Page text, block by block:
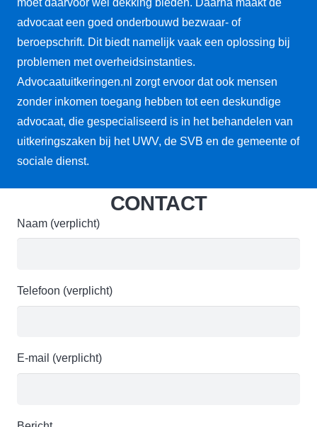
moet daarvoor wel dekking bieden. Daarna maakt de
advocaat een goed onderbouwd bezwaar- of
beroepschrift. Dit biedt namelijk vaak een oplossing bij
problemen met overheidsinstanties.
Advocaatuitkeringen.nl zorgt ervoor dat ook mensen
zonder inkomen toegang hebben tot een deskundige
advocaat, die gespecialiseerd is in het behandelen van
uitkeringszaken bij het UWV, de SVB en de gemeente of
sociale dienst.
CONTACT
Naam (verplicht)
Telefoon (verplicht)
E-mail (verplicht)